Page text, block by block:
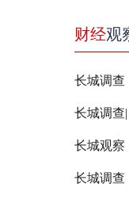
财经观
长城调查
长城观察
长城调查